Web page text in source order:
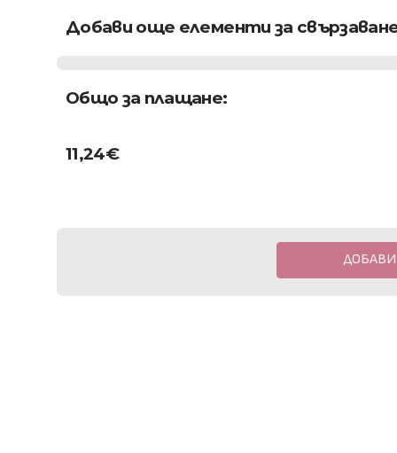
Добави още елементи за
Общо за плащане:
11,24€